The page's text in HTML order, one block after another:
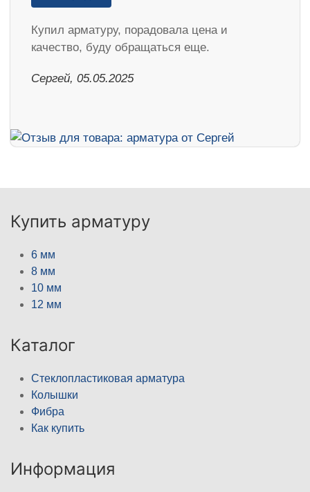
Купил арматуру, порадовала цена и
качество, буду обращаться еще.
Сергей, 05.05.2025
Купить арматуру
6 мм
8 мм
10 мм
12 мм
Каталог
Стеклопластиковая арматура
Колышки
Фибра
Как купить
Информация